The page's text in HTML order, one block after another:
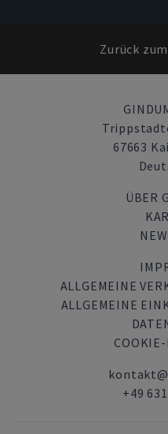
Zurück
67663
ÜBER
ALLGEMEINE
ALLGEMEINE
+49